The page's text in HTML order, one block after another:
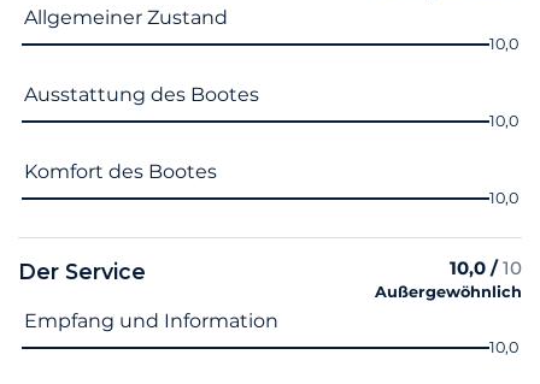
Name des Kriteriums
Allgemeiner Zustand
10,0
Ausstattung des Bootes
10,0
Komfort des Bootes
10,0
Der Service 10,0 /10
Außergewöhnlich
Name des Kriteriums Note
Empfang und Information
10,0